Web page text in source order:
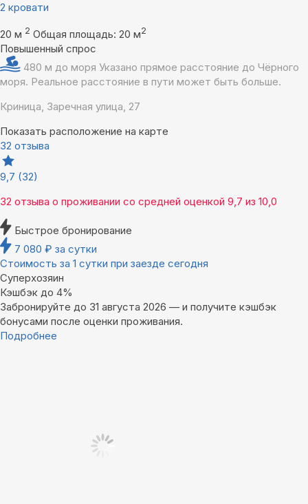
2 кровати
20 м 2 Общая площадь: 20 м2
Повышенный спрос
480 м до моря Указано прямое расстояние до Чёрного
моря. Реальное расстояние в пути может быть больше.
Криница, Заречная улица, 27
Показать расположение на карте
32 отзыва
9,7 (32)
32 отзыва о проживании со средней оценкой 9,7 из 10,0
Быстрое бронирование
7 080 ₽ за сутки
Стоимость за 1 сутки при заезде сегодня
Суперхозяин
Кэшбэк до 4%
Забронируйте до 31 августа 2026 — и получите кэшбэк
бонусами после оценки проживания.
Подробнее